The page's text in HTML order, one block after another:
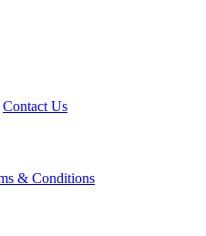
Contact Us
& Conditions